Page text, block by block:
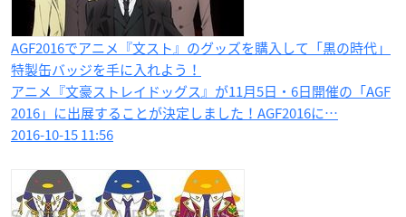
AGF2016でアニメ『文スト』のグッズを購入して「黒の時代」
特製缶バッジを手に入れよう！
アニメ『文豪ストレイドッグス』が11月5日・6日開催の「AGF
2016」に出展することが決定しました！AGF2016に…
2016-10-15 11:56